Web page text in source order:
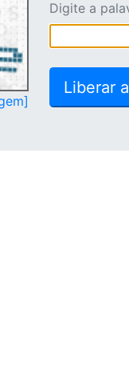
Digite a